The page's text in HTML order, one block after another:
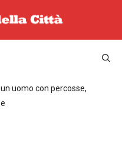
uomo con percosse,